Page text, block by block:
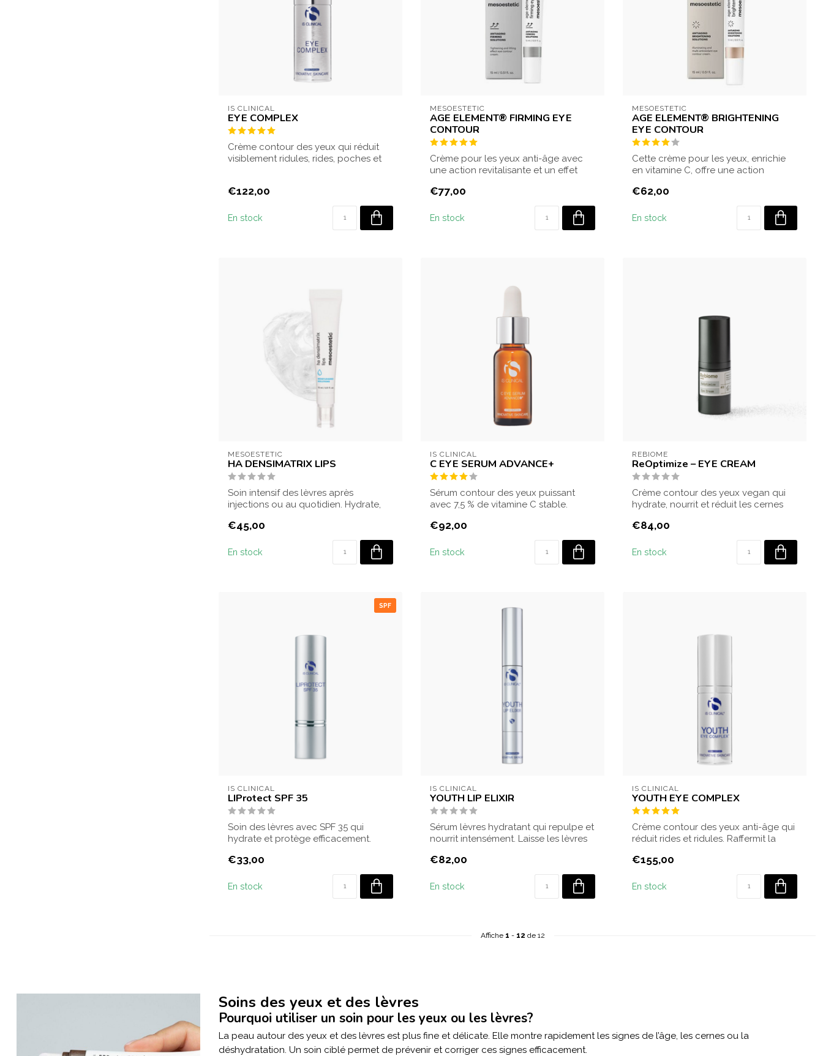
IS CLINICAL
EYE COMPLEX
Crème contour des yeux qui réduit
visiblement ridules, rides, poches et
€122,00
En stock
MESOESTETIC
AGE ELEMENT® FIRMING EYE
CONTOUR
Crème pour les yeux anti-âge avec
une action revitalisante et un effet
€77,00
En stock
MESOESTETIC
AGE ELEMENT® BRIGHTENING
EYE CONTOUR
Cette crème pour les yeux, enrichie
en vitamine C, offre une action
€62,00
En stock
MESOESTETIC
HA DENSIMATRIX LIPS
Soin intensif des lèvres après
injections ou au quotidien. Hydrate,
€45,00
En stock
IS CLINICAL
C EYE SERUM ADVANCE+
Sérum contour des yeux puissant
avec 7,5 % de vitamine C stable.
€92,00
En stock
REBIOME
ReOptimize – EYE CREAM
Crème contour des yeux vegan qui
hydrate, nourrit et réduit les cernes
€84,00
En stock
SPF
IS CLINICAL
LIProtect SPF 35
Soin des lèvres avec SPF 35 qui
hydrate et protège efficacement.
€33,00
En stock
IS CLINICAL
YOUTH LIP ELIXIR
Sérum lèvres hydratant qui repulpe et
nourrit intensément. Laisse les lèvres
€82,00
En stock
IS CLINICAL
YOUTH EYE COMPLEX
Crème contour des yeux anti-âge qui
réduit rides et ridules. Raffermit la
€155,00
En stock
Affiche 1 - 12 de 12
Soins des yeux et des lèvres
Pourquoi utiliser un soin pour les yeux ou les lèvres?
La peau autour des yeux et des lèvres est plus fine et délicate. Elle montre rapidement les signes de l’âge, les cernes ou la
déshydratation. Un soin ciblé permet de prévenir et corriger ces signes efficacement.